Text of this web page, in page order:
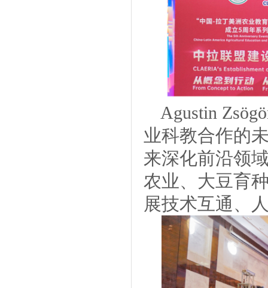
Agustin
业科教合作的
来深化前沿领
农业、大豆育
展技术互通、